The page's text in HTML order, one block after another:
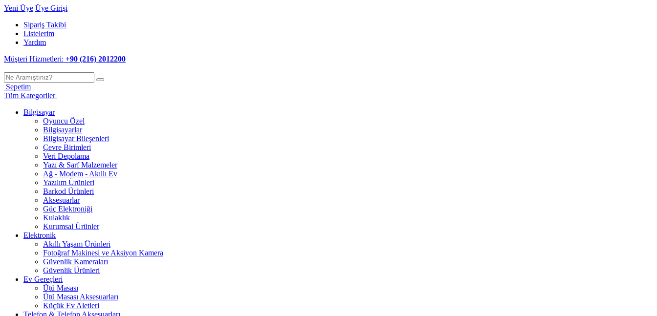
Yeni Üye Üye Girişi
Sipariş Takibi
Listelerim
Yardım
Müşteri Hizmetleri: +90 (216) 2012200
Sepetim
Tüm Kategoriler
Bilgisayar
Oyuncu Özel
Bilgisayarlar
Bilgisayar Bileşenleri
Çevre Birimleri
Veri Depolama
Yazı & Sarf Malzemeler
Ağ - Modem - Akıllı Ev
Yazılım Ürünleri
Barkod Ürünleri
Aksesuarlar
Güç Elektroniği
Kulaklık
Kurumsal Ürünler
Elektronik
Akıllı Yaşam Ürünleri
Fotoğraf Makinesi ve Aksiyon Kamera
Güvenlik Kameraları
Güvenlik Ürünleri
Ev Gereçleri
Ütü Masası
Ütü Masası Aksesuarları
Küçük Ev Aletleri
Telefon & Telefon Aksesuarları